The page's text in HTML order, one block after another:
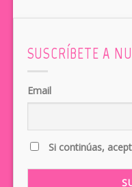
SUSCRÍBETE A
Email
Si continúas,